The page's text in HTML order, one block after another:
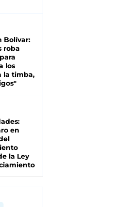
Bolívar:
roba
los
la timba,
en
la Ley